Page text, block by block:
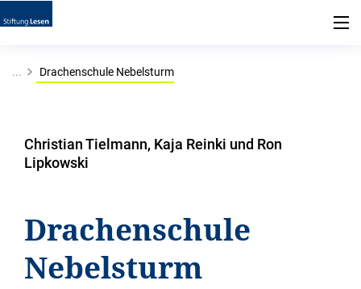
... Drachenschule Nebelsturm
Christian Tielmann, Kaja Reinki und Ron
Lipkowski
Drachenschule
Nebelsturm